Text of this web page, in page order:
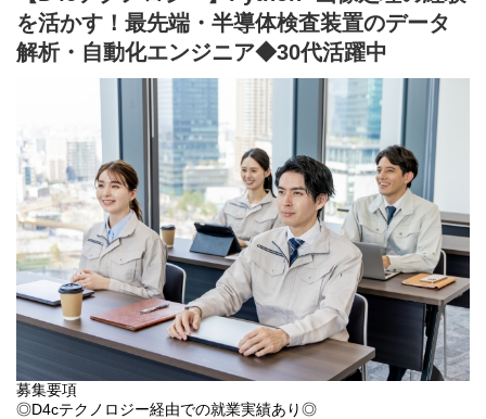
次世代プラットフォームへの機能実装および実機検証
本ポジションの魅力
圧倒的な社会的意義： 世界中の交通事故を減らし、移動を自由に
するAD/ADASの普及。その中心的な役割を果たすことができま
グローバルインパクト： 自分が開発したシステムが「全世界の
道」を走る、エンジニアとして最高峰の満足感が得られます。
技術の深掘り： ソフトウェアだけでなく、エレクトロニクスの知
識をフルに活用し、ハード・ソフトの両面からシステムを理解す
る専門性が身に付きます。
■開発環境
言語・環境： C言語、AUTOSARプラットフォーム
対象領域： AD/ADAS（先進運転支援システム）、自動運転基盤
を活かす！最先端・半導体検査装置のデータ
解析・自動化エンジニア◆30代活躍中
募集要項
◎D4cテクノロジー経由での就業実績あり◎